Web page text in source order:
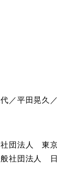
／平田晃久
団法人 東
社団法人